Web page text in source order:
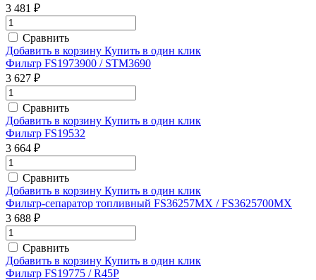
3 481 ₽
Сравнить
Добавить в корзину Купить в один клик
Фильтр FS1973900 / STM3690
3 627 ₽
Сравнить
Добавить в корзину Купить в один клик
Фильтр FS19532
3 664 ₽
Сравнить
Добавить в корзину Купить в один клик
Фильтр-сепаратор топливный FS36257MX / FS3625700MX
3 688 ₽
Сравнить
Добавить в корзину Купить в один клик
Фильтр FS19775 / R45P